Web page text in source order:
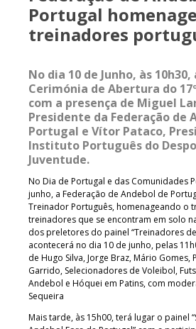
Portugal
treinadores
No dia 10 de Junho, às
Cerimónia de Abertura do
com a presença de Miguel
Presidente da Federação de
Portugal e Vítor Pataco,
Instituto Português do
Juventude.
No Dia de Portugal e das Comunidades
junho, a Federação de Andebol de
Treinador Português, homenageando o
treinadores que se encontram em solo
dos preletores do painel “Treinadores
acontecerá no dia 10 de junho, pelas
de Hugo Silva, Jorge Braz, Mário Gomes,
Garrido, Selecionadores de Voleibol,
Andebol e Hóquei em Patins, com
Sequeira
Mais tarde, às 15h00, terá lugar o painel